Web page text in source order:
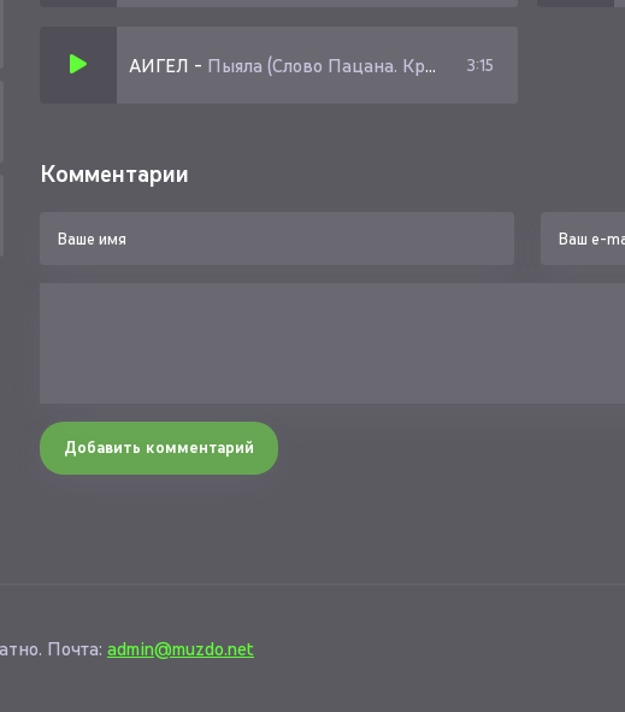
АИГЕЛ - Пыяла (Слово Пацана. Кровь на асфальте 2023) 3:15
Комментарии
Добавить комментарий
Почта: admin@muzdo.net